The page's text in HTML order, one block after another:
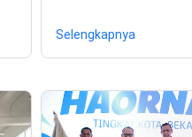
Selengkapnya